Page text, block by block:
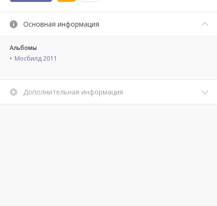
Основная информация
Альбомы
Мосбилд 2011
Дополнительная информация